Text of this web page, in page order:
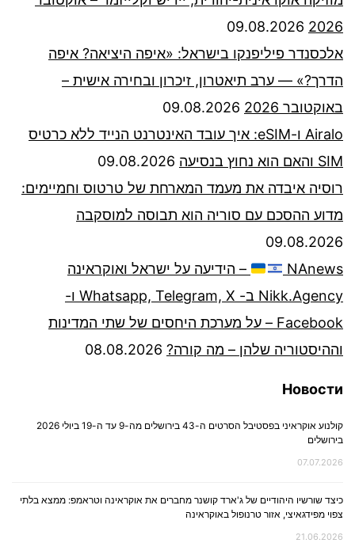
2026
09.08.2026
אלכסנדר פיליפנקו בישראל: «איפה היציאה? איפה
הדרך?» — ערב תיאטרון, זיכרון ובחירה אישית –
באוקטובר 2026
09.08.2026
Airalo ו-eSIM: איך עובד האינטרנט הנייד ללא כרטיס
SIM והאם הוא נחוץ בנסיעה
09.08.2026
רוסיה איבדה את מעמד המארחת של טרטוס וחמיימים:
מדוע ההסכם עם סוריה הוא תבוסה למוסקבה
09.08.2026
NAnews
– הידיעה על ישראל ואוקראינה
Nikk.Agency ב- Whatsapp, Telegram, X ו-
Facebook – על מערכת היחסים של שתי המדינות
וההיסטוריה שלהן – מה קורה? 08.08.2026
Новости
קולנוע אוקראיני בפסטיבל הסרטים ה-43 בירושלים מה-9 עד ה-19 ביולי 2026
בירושלים
07.07.2026
כיצד שורשיו היהודיים של ג'ארד קושנר מחברים את אוקראינה וטראמפ: ממצא בלתי
צפוי מפידגאיצי, אזור טרנופול באוקראינה
21.06.2026